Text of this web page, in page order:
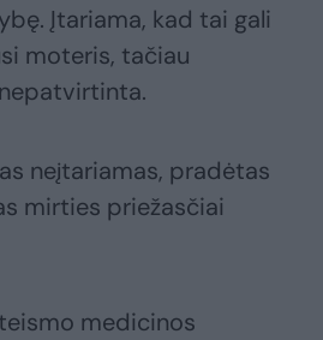
Įtariama, kad tai gali
moteris, tačiau
neįtariamas, pradėtas
mirties priežasčiai
medicinos